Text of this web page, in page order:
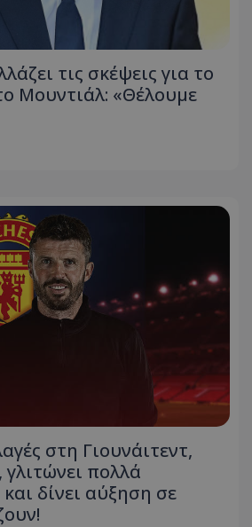
τις σκέψεις για το
Μουντιάλ: «Θέλουμε
στη Γιουνάιτεντ,
πολλά
δίνει αύξηση σε